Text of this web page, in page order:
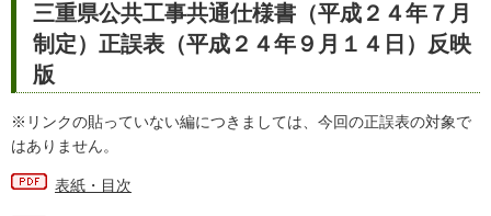
三重県公共工事共通仕様書（平成２４年７月
制定）正誤表（平成２４年９月１４日）反映
版
※リンクの貼っていない編につきましては、今回の正誤表の対象で
はありません。
表紙・目次